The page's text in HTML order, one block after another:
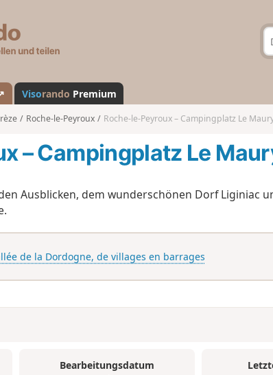
a
n
d
Visorando Premium
Roche-le-Peyroux Roche-le-Peyroux – Campingplatz Le
– Campingplatz Le
Ausblicken, dem wunderschönen Dorf Liginiac
de la Dordogne, de villages en barrages
Bearbeitungsdatum